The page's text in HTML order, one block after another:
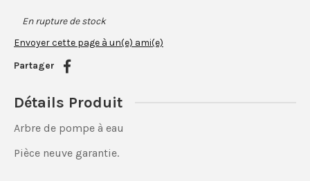
En rupture de stock
Envoyer cette page à un(e) ami(e)
Partager
Détails Produit
Arbre de pompe à eau
Pièce neuve garantie.